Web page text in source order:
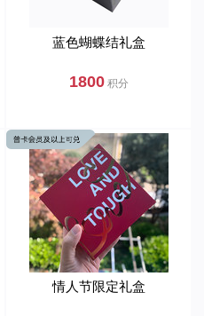
蓝色蝴蝶结礼盒
1800积分
情人节限定礼盒